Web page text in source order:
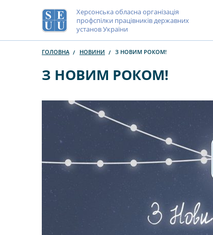
Херсонська обласна організація
профспілки працівників державних
установ України
ГОЛОВНА НОВИНИ З НОВИМ РОКОМ!
З НОВИМ РОКОМ!